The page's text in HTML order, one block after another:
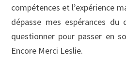
compétences et l’expérience
dépasse mes espérances
questionner pour passer en
Encore Merci Leslie.